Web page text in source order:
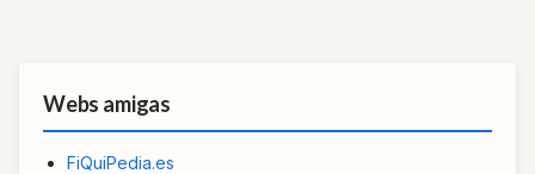
Webs amigas
FiQuiPedia.es